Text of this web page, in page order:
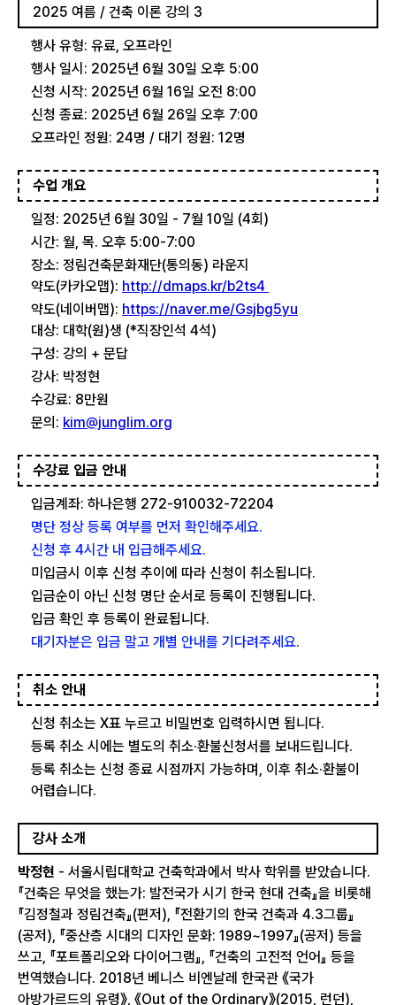
2025 여름 / 건축 이론 강의 3
행사 유형: 유료, 오프라인
행사 일시: 2025년 6월 30일 오후 5:00
신청 시작: 2025년 6월 16일 오전 8:00
신청 종료: 2025년 6월 26일 오후 7:00
오프라인 정원: 24명 / 대기 정원: 12명
수업 개요
일정: 2025년 6월 30일 - 7월 10일 (4회)
시간: 월, 목. 오후 5:00-7:00
장소: 정림건축문화재단(통의동) 라운지
약도(카카오맵): http://dmaps.kr/b2ts4
약도(네이버맵): https://naver.me/Gsjbg5yu
대상: 대학(원)생 (*직장인석 4석)
구성: 강의 + 문답
강사: 박정현
수강료: 8만원
문의: kim@junglim.org
수강료 입금 안내
입금계좌: 하나은행 272-910032-72204
명단 정상 등록 여부를 먼저 확인해주세요.
신청 후 4시간 내 입급해주세요.
미입금시 이후 신청 추이에 따라 신청이 취소됩니다.
입금순이 아닌 신청 명단 순서로 등록이 진행됩니다.
입금 확인 후 등록이 완료됩니다.
대기자분은 입금 말고 개별 안내를 기다려주세요.
취소 안내
신청 취소는 X표 누르고 비밀번호 입력하시면 됩니다.
등록 취소 시에는 별도의 취소·환불신청서를 보내드립니다.
등록 취소는 신청 종료 시점까지 가능하며, 이후 취소·환불이
어렵습니다.
강사 소개
박정현 - 서울시립대학교 건축학과에서 박사 학위를 받았습니다.
『건축은 무엇을 했는가: 발전국가 시기 한국 현대 건축』을 비롯해
『김정철과 정림건축』(편저), 『전환기의 한국 건축과 4.3그룹』
(공저), 『중산층 시대의 디자인 문화: 1989~1997』(공저) 등을
쓰고, 『포트폴리오와 다이어그램』, 『건축의 고전적 언어』 등을
번역했습니다. 2018년 베니스 비엔날레 한국관 《국가
아방가르드의 유령》, 《Out of the Ordinary》(2015, 런던),